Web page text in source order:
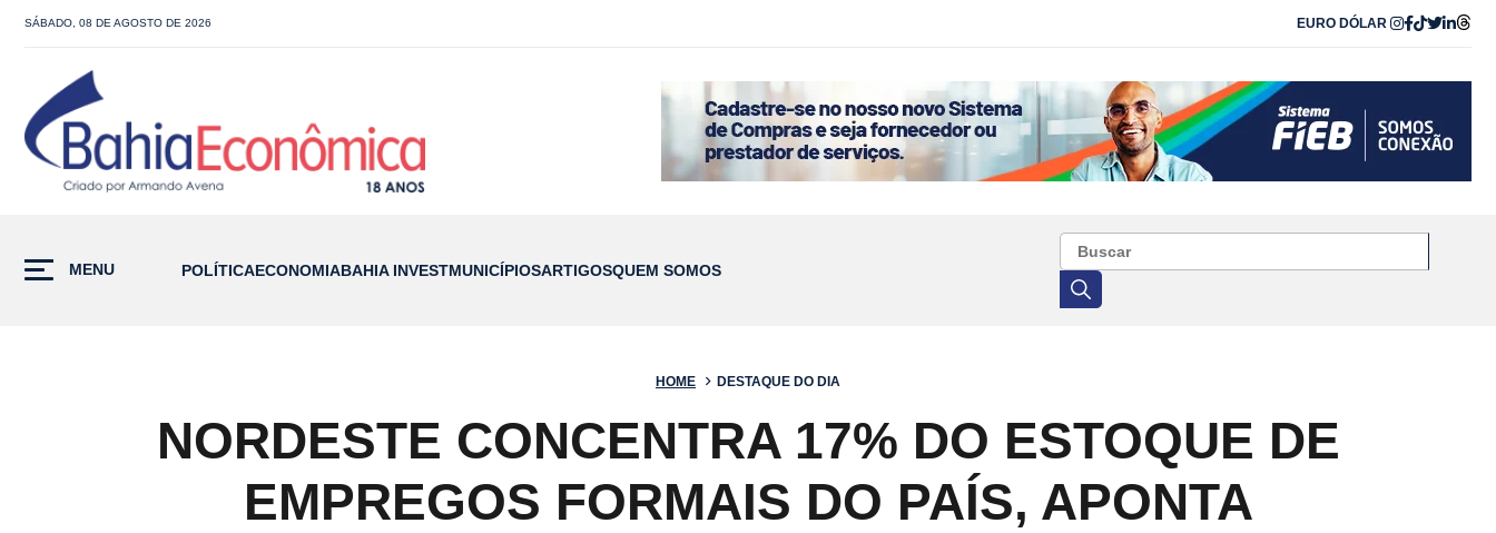
SÁBADO, 08 DE AGOSTO DE 2026 EURO DÓLAR
MENU POLÍTICAECONOMIABAHIA INVESTMUNICÍPIOSARTIGOSQUEM SOMOS
HOME DESTAQUE DO DIA
NORDESTE CONCENTRA 17% DO ESTOQUE DE
EMPREGOS FORMAIS DO PAÍS, APONTA